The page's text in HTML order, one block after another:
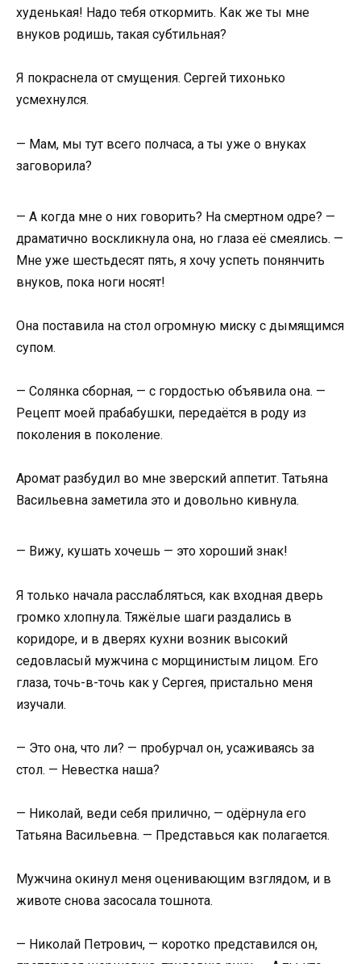
худенькая! Надо тебя откормить. Как же ты мне
внуков родишь, такая субтильная?
Я покраснела от смущения. Сергей тихонько
усмехнулся.
— Мам, мы тут всего полчаса, а ты уже о внуках
заговорила?
— А когда мне о них говорить? На смертном одре? —
драматично воскликнула она, но глаза её смеялись. —
Мне уже шестьдесят пять, я хочу успеть понянчить
внуков, пока ноги носят!
Она поставила на стол огромную миску с дымящимся
супом.
— Солянка сборная, — с гордостью объявила она. —
Рецепт моей прабабушки, передаётся в роду из
поколения в поколение.
Аромат разбудил во мне зверский аппетит. Татьяна
Васильевна заметила это и довольно кивнула.
— Вижу, кушать хочешь — это хороший знак!
Я только начала расслабляться, как входная дверь
громко хлопнула. Тяжёлые шаги раздались в
коридоре, и в дверях кухни возник высокий
седовласый мужчина с морщинистым лицом. Его
глаза, точь-в-точь как у Сергея, пристально меня
изучали.
— Это она, что ли? — пробурчал он, усаживаясь за
стол. — Невестка наша?
— Николай, веди себя прилично, — одёрнула его
Татьяна Васильевна. — Представься как полагается.
Мужчина окинул меня оценивающим взглядом, и в
животе снова засосала тошнота.
— Николай Петрович, — коротко представился он,